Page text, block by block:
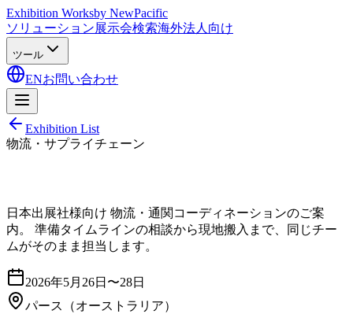
Exhibition Worksby NewPacific
ソリューション展示会検索海外法人向け
ツール
ENお問い合わせ
Exhibition List
物流・サプライチェーン
日本出展社様向け 物流・通関コーディネーションのご案
内。 準備タイムラインの相談から現地搬入まで、同じチー
ムがそのまま担当します。
2026年5月26日〜28日
パース
（オーストラリア）